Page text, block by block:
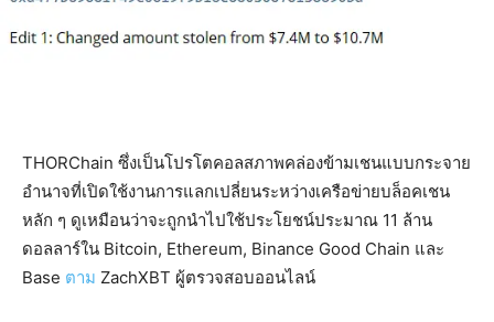
THORChain ซึ่งเป็นโปรโตคอลสภาพคล่องข้ามเชนแบบกระจาย
อำนาจที่เปิดใช้งานการแลกเปลี่ยนระหว่างเครือข่ายบล็อคเชน
หลัก ๆ ดูเหมือนว่าจะถูกนำไปใช้ประโยชน์ประมาณ 11 ล้าน
ดอลลาร์ใน Bitcoin, Ethereum, Binance Good Chain และ
Base ตาม ZachXBT ผู้ตรวจสอบออนไลน์